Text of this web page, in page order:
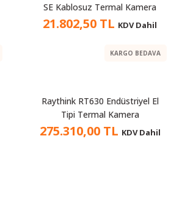
SE Kablosuz Termal Kamera
21.802,50 TL KDV Dahil
KARGO BEDAVA
Raythink RT630 Endüstriyel El
Tipi Termal Kamera
275.310,00 TL KDV Dahil